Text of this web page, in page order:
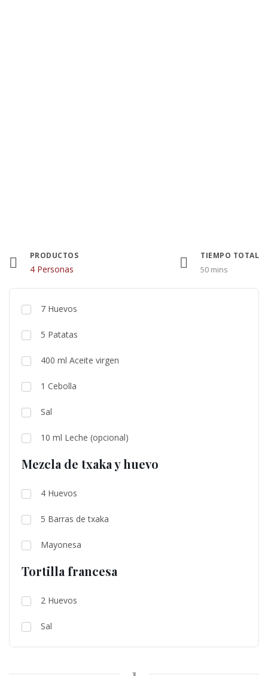
PRODUCTOS
4 Personas
TIEMPO TOTAL
50 mins
7 Huevos
5 Patatas
400 ml Aceite virgen
1 Cebolla
Sal
10 ml Leche (opcional)
Mezcla de txaka y huevo
4 Huevos
5 Barras de txaka
Mayonesa
Tortilla francesa
2 Huevos
Sal